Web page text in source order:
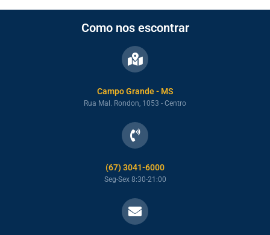
Como nos escontrar
Campo Grande - MS
Rua Mal. Rondon, 1053 - Centro
(67) 3041-6000
Seg-Sex 8:30-21:00